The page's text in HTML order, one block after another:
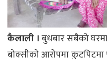
कैलाली ।बुधबार सबैको
बोक्सीको आरोपमा कुटपिटमा